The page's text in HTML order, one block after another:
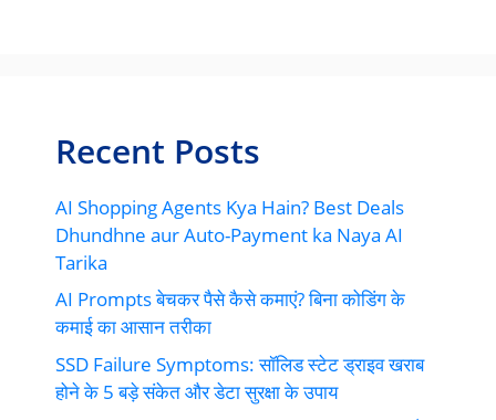
Recent Posts
AI Shopping Agents Kya Hain? Best Deals
Dhundhne aur Auto-Payment ka Naya AI
Tarika
AI Prompts बेचकर पैसे कैसे कमाएं? बिना कोडिंग के
कमाई का आसान तरीका
SSD Failure Symptoms: सॉलिड स्टेट ड्राइव खराब
होने के 5 बड़े संकेत और डेटा सुरक्षा के उपाय